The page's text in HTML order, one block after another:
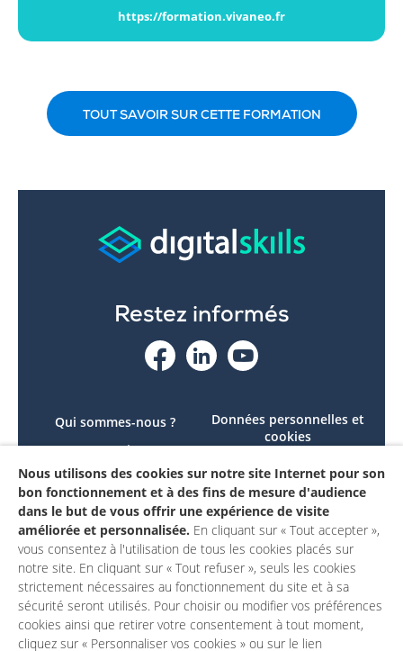
https://formation.vivaneo.fr
TOUT SAVOIR SUR CETTE FORMATION
Restez informés
Qui sommes-nous ?
Le projet
Contactez-nous
Mon compte
Données personnelles et
cookies
conforme
Mentions légales
Nous utilisons des cookies sur notre site Internet pour son
bon fonctionnement et à des fins de mesure d'audience
dans le but de vous offrir une expérience de visite
améliorée et personnalisée. En cliquant sur « Tout accepter »,
vous consentez à l'utilisation de tous les cookies placés sur
notre site. En cliquant sur « Tout refuser », seuls les cookies
strictement nécessaires au fonctionnement du site et à sa
sécurité seront utilisés. Pour choisir ou modifier vos préférences
cookies ainsi que retirer votre consentement à tout moment,
cliquez sur « Personnaliser vos cookies » ou sur le lien